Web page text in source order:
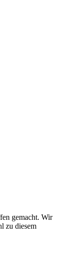
gemacht. Wir
zu diesem